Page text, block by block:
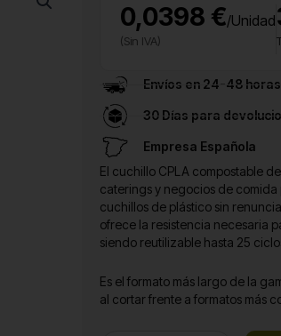
0,0398 €/Unidad
(Sin IVA)
Envíos en 24-48 horas
30 Días para
Empresa Española
El cuchillo CPLA compostable
caterings y negocios de
cuchillos de plástico sin
ofrece la resistencia necesaria
siendo reutilizable hasta 25
Es el formato más largo de la
al cortar frente a formatos más